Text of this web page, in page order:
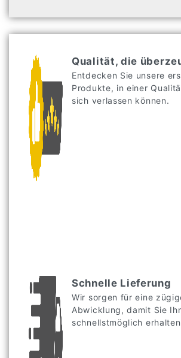
Qualität, die
Entdecken Sie unsere
Produkte, in einer
sich verlassen können.
Schnelle Lieferung
Wir sorgen für eine
Abwicklung, damit Sie
schnellstmöglich